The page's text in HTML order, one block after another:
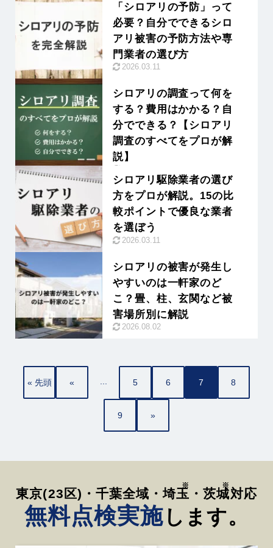
「シロアリの予防」って
必要？自分でできるシロ
アリ被害の予防方法や専
門業者の選び方
2026.03.11
シロアリの調査って何を
する？費用はかかる？自
分でできる？【シロアリ
調査のすべてをプロが解
説】
シロアリ駆除業者の選び
方をプロが解説。15の比
較ポイントで優良な業者
を選ぼう
2026.03.11
シロアリの被害が発生し
やすいのは一軒家のど
こ？畳、柱、玄関など被
害場所別に解説
2026.08.02
« 先頭 « ... 5 6 7 8
9 »
東京(23区)・千葉全域・埼玉 ・茨城対応
無料点検実施 します。